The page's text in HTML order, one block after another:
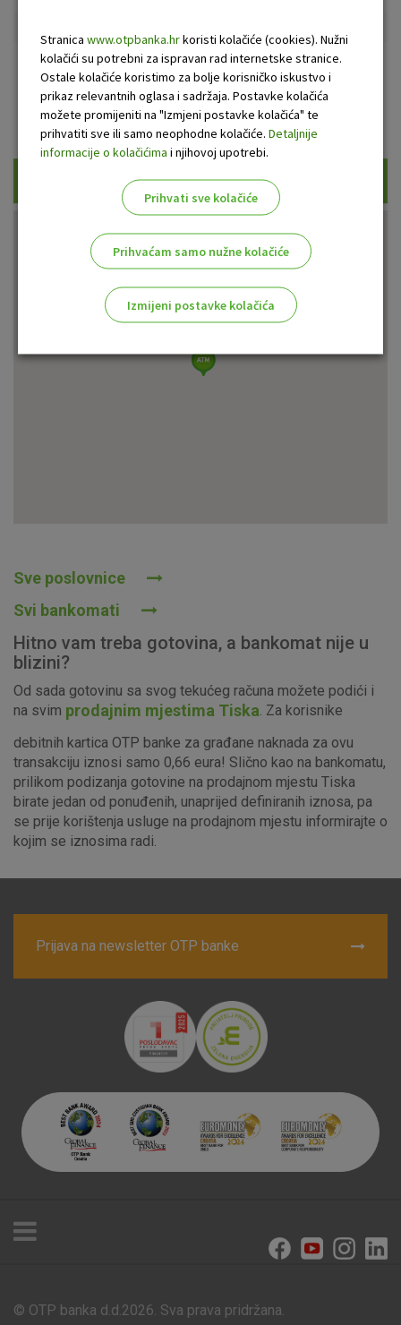
Bankomat Poslovnica
Prikaži samo uplatne bankomate
Sve poslovnice
Svi bankomati
Hitno vam treba gotovina, a bankomat nije u
blizini?
Od sada gotovinu sa svog tekućeg računa možete podići i
na svim prodajnim mjestima Tiska . Za korisnike
debitnih kartica OTP banke za građane naknada za ovu
transakciju iznosi samo 0,66 eura! Slično kao na bankomatu,
prilikom podizanja gotovine na prodajnom mjestu Tiska
birate jedan od ponuđenih, unaprijed definiranih iznosa, pa
se prije korištenja usluge na prodajnom mjestu informirajte o
kojim se iznosima radi.
Prijava na newsletter OTP banke
Poslovnice i bankomati
© OTP banka d.d.2026. Sva prava pridržana.
Stranica www.otpbanka.hrkoristi kolačiće (cookies). Nužni
kolačići su potrebni za ispravan rad internetske stranice.
Ostale kolačiće koristimo za bolje korisničko iskustvo i
prikaz relevantnih oglasa i sadržaja. Postavke kolačića
možete promijeniti na "Izmjeni postavke kolačića" te
prihvatiti sve ili samo neophodne kolačiće. Detaljnije
informacije o kolačićima i njihovoj upotrebi.
Prihvati sve kolačiće
Prihvaćam samo nužne kolačiće
Izmijeni postavke kolačića
Ovi kolačići nužni su za funkcioniranje internetske stranice i
postavljaju kao odgovor na vaše radnje koje uključuju zahtjev
za uslugama, kao što su postavke kolačića. Svoj preglednik
o njima, ali u tom slučaju neki dijelovi stranice neće raditi. Ti
kolačići ne pohranjuju nikakve informacije koje bi vas mogle
identificirati.
Detaljnije informacije o kolačićima